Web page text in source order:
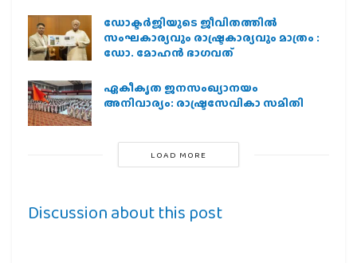
ഡോക്ടർജിയുടെ ജീവിതത്തിൽ
സംഘകാര്യവും രാഷ്ട്രകാര്യവും മാത്രം :
ഡോ. മോഹൻ ഭാഗവത്
ഏകീകൃത ജനസംഖ്യാനയം
അനിവാര്യം: രാഷ്ട്രസേവികാ സമിതി
LOAD MORE
Discussion about this post